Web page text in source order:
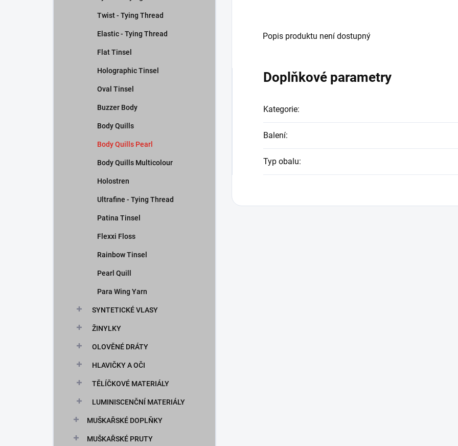
Twist - Tying Thread
Elastic - Tying Thread
Flat Tinsel
Holographic Tinsel
Oval Tinsel
Buzzer Body
Body Quills
Body Quills Pearl
Body Quills Multicolour
Holostren
Ultrafine - Tying Thread
Patina Tinsel
Flexxi Floss
Rainbow Tinsel
Pearl Quill
Para Wing Yarn
SYNTETICKÉ VLASY
ŽINYLKY
OLOVĚNÉ DRÁTY
HLAVIČKY A OČI
TĚLÍČKOVÉ MATERIÁLY
LUMINISCENČNÍ MATERIÁLY
MUŠKAŘSKÉ DOPLŇKY
MUŠKAŘSKÉ PRUTY
Popis produktu není dostupný
Doplňkové parametry
Kategorie:
Balení:
Typ obalu: